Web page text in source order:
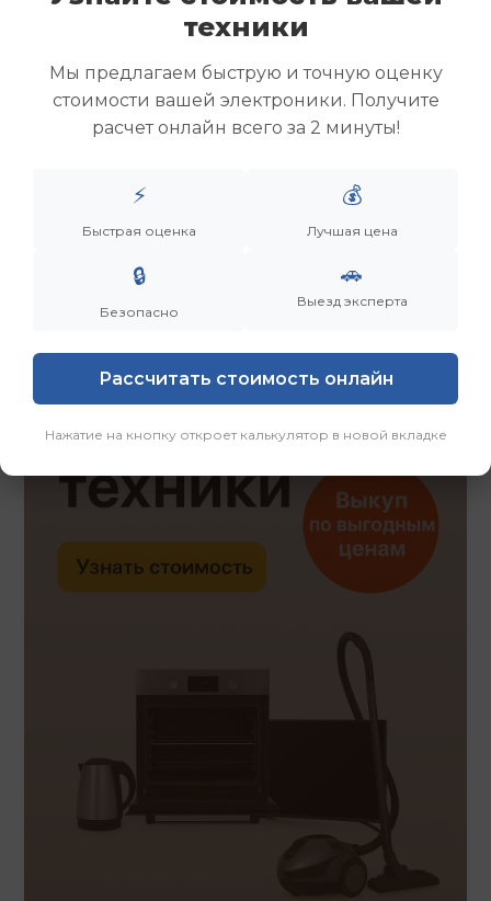
Скупка ноутбуков
Скупка ультрабуков
Скупка игровых ноутбуков
Скупка рабочих ноутбуков
Скупка старых ноутбуков (б/у)
Заказать Смотреть еще
техники
Мы предлагаем быструю и точную оценку
стоимости вашей электроники. Получите
расчет онлайн всего за 2 минуты!
⚡
Быстрая оценка
💰
Лучшая цена
🔒
Безопасно
🚗
Выезд эксперта
Рассчитать стоимость онлайн
Нажатие на кнопку откроет калькулятор в новой вкладке